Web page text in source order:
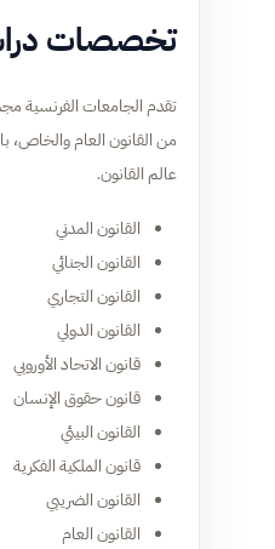
تخصصات
تقدم الجامعات الفرنسية
من القانون العام والخاص،
عالم القانون.
القانون المدني
القانون الجنائي
القانون التجاري
القانون الدولي
قانون الاتحاد الأوروبي
قانون حقوق الإنسان
القانون البيئي
قانون الملكية الفكرية
القانون الضريبي
القانون العام